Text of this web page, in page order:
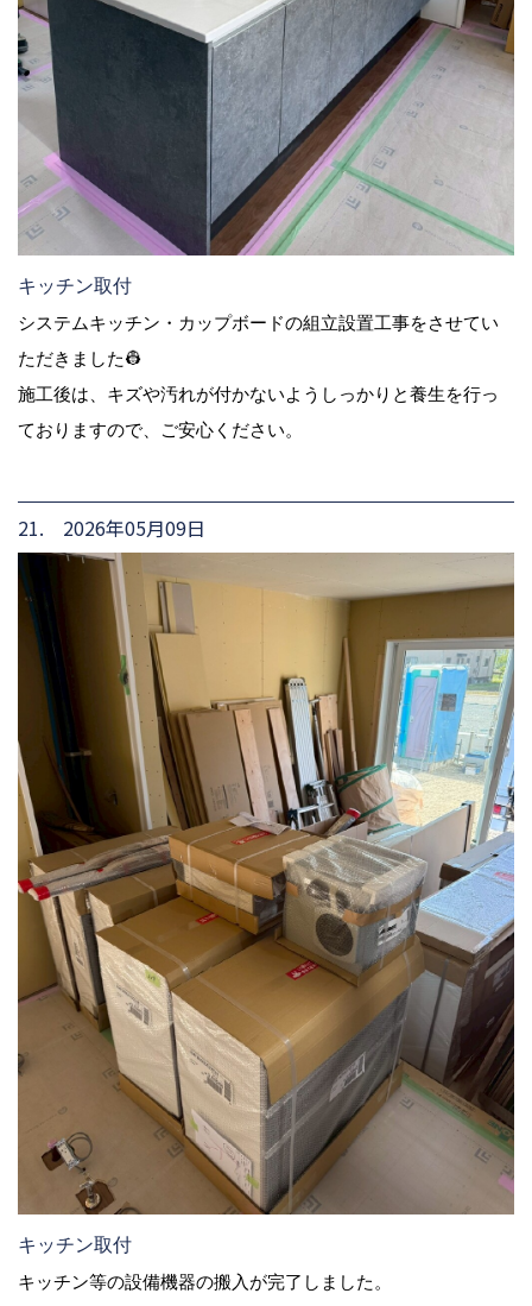
キッチン取付
システムキッチン・カップボードの組立設置工事をさせてい
ただきました👷
施工後は、キズや汚れが付かないようしっかりと養生を行っ
ておりますので、ご安心ください。
21. 2026年05月09日
キッチン取付
キッチン等の設備機器の搬入が完了しました。